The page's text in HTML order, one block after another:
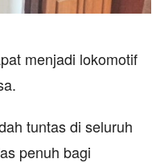
menjadi lokomotif
tuntas di seluruh
penuh bagi